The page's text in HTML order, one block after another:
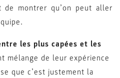
montrer qu’on peut aller
les plus capées et les
mélange de leur expérience
que c’est justement la